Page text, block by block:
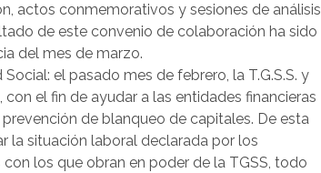
actos conmemorativos y sesiones de análisis
de este convenio de colaboración ha sido
del mes de marzo.
el pasado mes de febrero, la T.G.S.S. y
el fin de ayudar a las entidades financieras
de blanqueo de capitales. De esta
la situación laboral declarada por los
los que obran en poder de la TGSS, todo